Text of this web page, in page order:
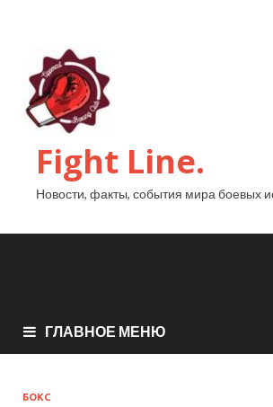
Fight Line.
Новости, факты, события мира боевых
ГЛАВНОЕ МЕНЮ
БОКС